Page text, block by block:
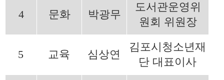
4 문화 박광무
도서관운영위
원회 위원장
5 교육 심상연
김포시청소년재
단 대표이사